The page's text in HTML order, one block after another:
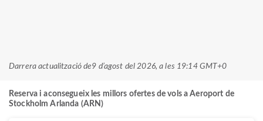
Darrera actualització de9 d’agost del 2026, a les 19:14 GMT+0
Reserva i aconsegueix les millors ofertes de vols a Aeroport de
Stockholm Arlanda (ARN)